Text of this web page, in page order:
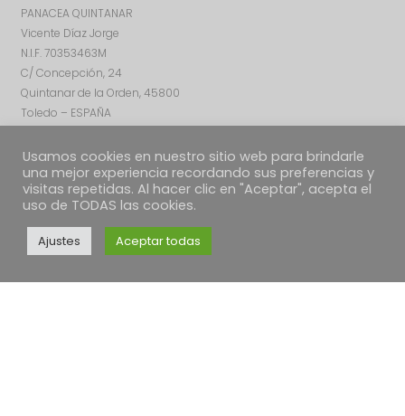
PANACEA QUINTANAR
Vicente Díaz Jorge
N.I.F. 70353463M
C/ Concepción, 24
Quintanar de la Orden, 45800
Toledo – ESPAÑA
Usamos cookies en nuestro sitio web para brindarle
una mejor experiencia recordando sus preferencias y
visitas repetidas. Al hacer clic en "Aceptar", acepta el
uso de TODAS las cookies.
Ajustes Aceptar todas